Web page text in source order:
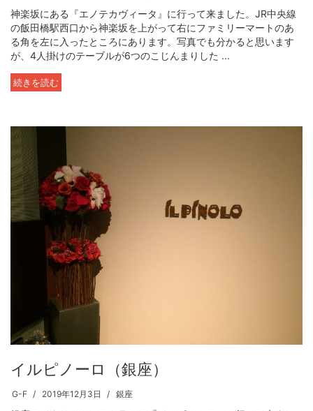
神楽坂にある『エノテカヴィータ』に行って来ました。JR中央線
の飯田橋駅西口から神楽坂を上がって右にファミリーマートのあ
る角を左に入ったところにあります。写真でも分かると思います
が、4人掛けのテーブルが6つのこじんまりした ...
続きを読む
イルピノーロ（銀座）
G-F 2019年12月3日 銀座